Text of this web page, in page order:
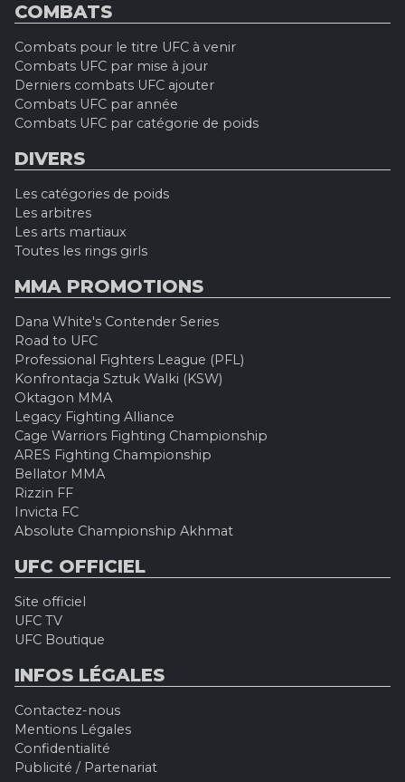
COMBATS
Combats pour le titre UFC à venir
Combats UFC par mise à jour
Derniers combats UFC ajouter
Combats UFC par année
Combats UFC par catégorie de poids
DIVERS
Les catégories de poids
Les arbitres
Les arts martiaux
Toutes les rings girls
MMA PROMOTIONS
Dana White's Contender Series
Road to UFC
Professional Fighters League (PFL)
Konfrontacja Sztuk Walki (KSW)
Oktagon MMA
Legacy Fighting Alliance
Cage Warriors Fighting Championship
ARES Fighting Championship
Bellator MMA
Rizzin FF
Invicta FC
Absolute Championship Akhmat
UFC OFFICIEL
Site officiel
UFC TV
UFC Boutique
INFOS LÉGALES
Contactez-nous
Mentions Légales
Confidentialité
Publicité / Partenariat